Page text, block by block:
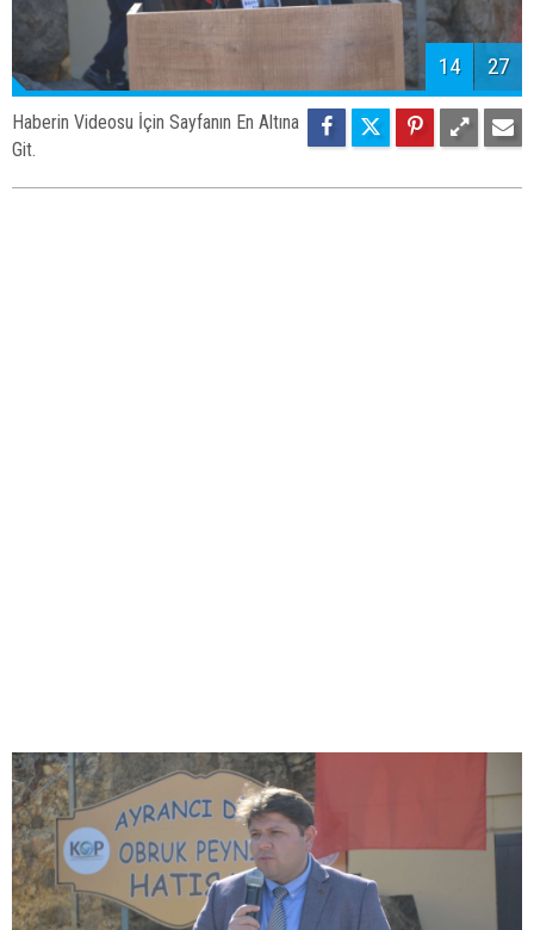
14 27
Haberin Videosu İçin Sayfanın En Altına
Git.